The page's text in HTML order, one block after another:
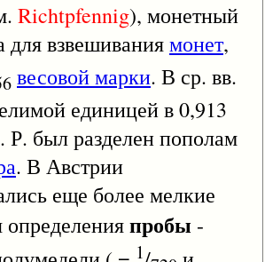
Richtpfennig), монетный
для взвешиваниямонет,
весовой марки. В ср. вв.
единицей в 0,913
Р. был разделен пополам
. В Австрии
еще более мелкие
определенияпробы -
1